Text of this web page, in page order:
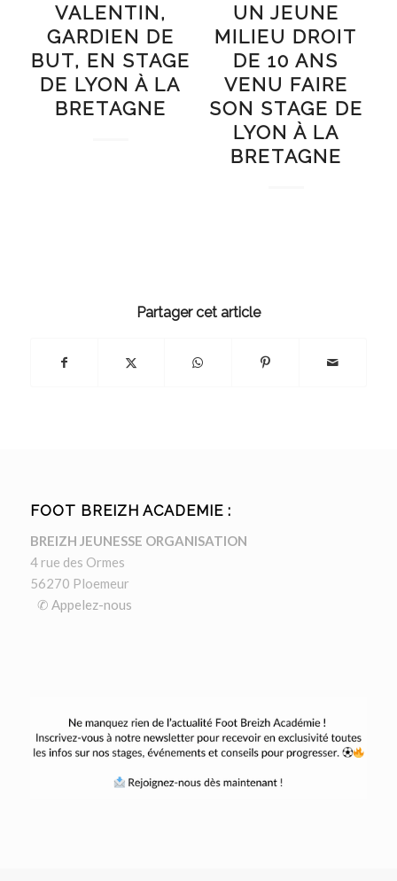
VALENTIN,
GARDIEN DE
BUT, EN STAGE
DE LYON À LA
BRETAGNE
UN JEUNE
MILIEU DROIT
DE 10 ANS
VENU FAIRE
SON STAGE DE
LYON À LA
BRETAGNE
Partager cet article
FOOT BREIZH ACADEMIE :
BREIZH JEUNESSE ORGANISATION
4 rue des Ormes
56270 Ploemeur
✆ Appelez-nous